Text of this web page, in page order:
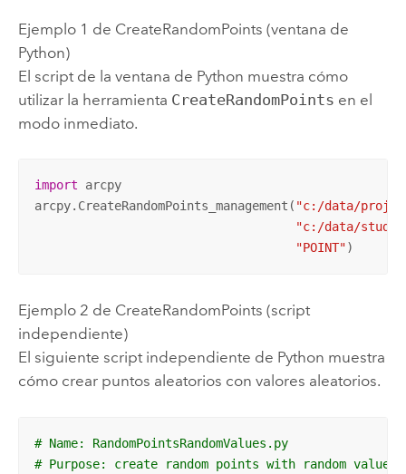
Ejemplo 1 de CreateRandomPoints (ventana de
Python)
El script de la ventana de Python muestra cómo
utilizar la herramienta CreateRandomPoints en el
modo inmediato.
import arcpy
arcpy.CreateRandomPoints_management( "c:/data/
"c:/data/
"POINT")
Ejemplo 2 de CreateRandomPoints (script
independiente)
El siguiente script independiente de Python muestra
cómo crear puntos aleatorios con valores aleatorios.
# Name: RandomPointsRandomValues.py
# Purpose: create random points with random values